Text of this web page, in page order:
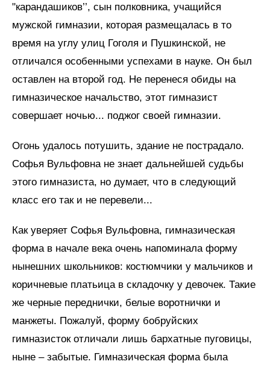
"карандашиков’’, сын полковника, учащийся
мужской гимназии, которая размещалась в то
время на углу улиц Гоголя и Пушкинской, не
отличался особенными успехами в науке. Он был
оставлен на второй год. Не перенеся обиды на
гимназическое начальство, этот гимназист
совершает ночью... поджог своей гимназии.
Огонь удалось потушить, здание не пострадало.
Софья Вульфовна не знает дальнейшей судьбы
этого гимназиста, но думает, что в следующий
класс его так и не перевели...
Как уверяет Софья Вульфовна, гимназическая
форма в начале века очень напоминала форму
нынешних школьников: костюмчики у мальчиков и
коричневые платьица в складочку у девочек. Такие
же черные переднички, белые воротнички и
манжеты. Пожалуй, форму бобруйских
гимназисток отличали лишь бархатные пуговицы,
ныне – забытые. Гимназическая форма была